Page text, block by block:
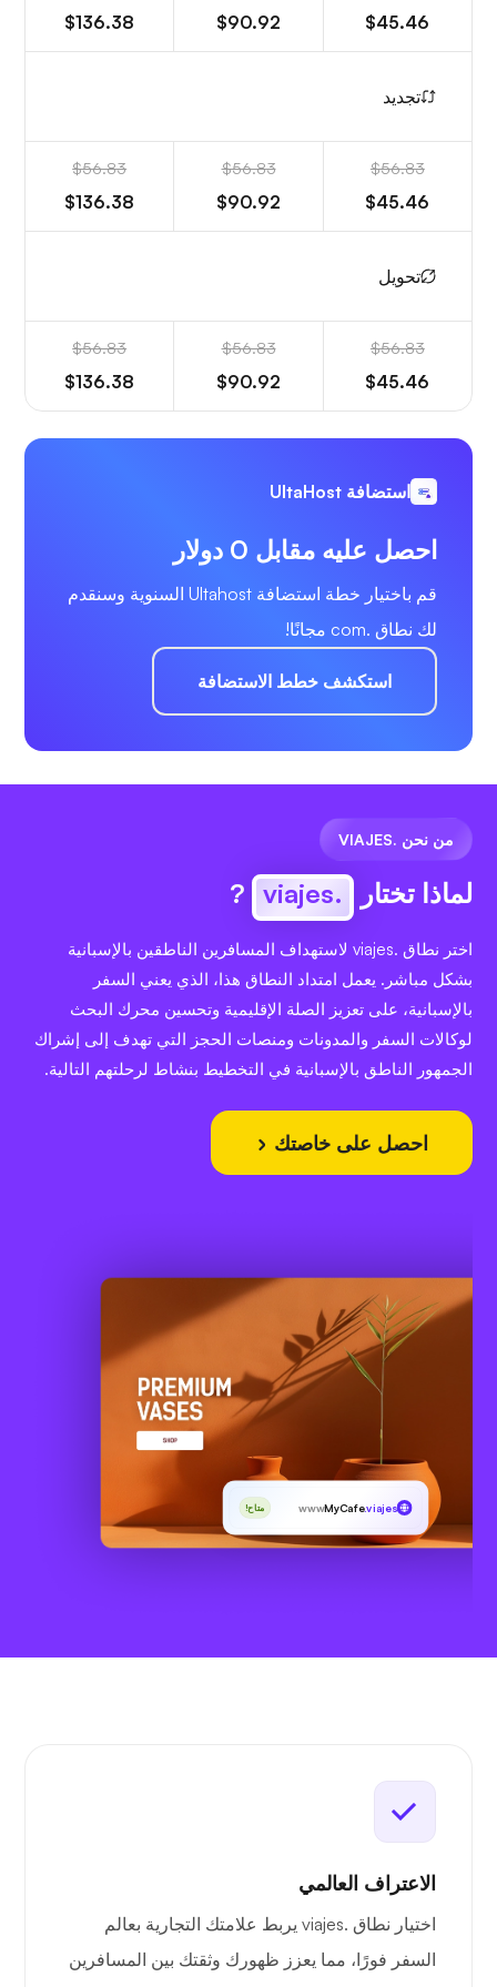
$45.46
$90.92
$136.38
تجديد
$56.83
$45.46
$56.83
$90.92
$56.83
$136.38
تحويل
$56.83
$45.46
$56.83
$90.92
$56.83
$136.38
استضافة UltaHost
احصل عليه مقابل 0 دولار
قم باختيار خطة استضافة Ultahost السنوية وسنقدم
لك نطاق .com مجانًا!
استكشف خطط الاستضافة
من نحن .VIAJES
لماذا تختار .viajes
?
اختر نطاق .viajes لاستهداف المسافرين الناطقين بالإسبانية
بشكل مباشر. يعمل امتداد النطاق هذا، الذي يعني السفر
بالإسبانية، على تعزيز الصلة الإقليمية وتحسين محرك البحث
لوكالات السفر والمدونات ومنصات الحجز التي تهدف إلى إشراك
الجمهور الناطق بالإسبانية في التخطيط بنشاط لرحلتهم التالية.
احصل على خاصتك
wwwMyCafe.viajes متاح!
الاعتراف العالمي
اختيار نطاق .viajes يربط علامتك التجارية بعالم
السفر فورًا، مما يعزز ظهورك وثقتك بين المسافرين